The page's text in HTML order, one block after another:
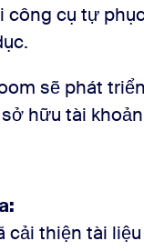
công cụ tự
sẽ phát
hữu tài
cải thiện tài